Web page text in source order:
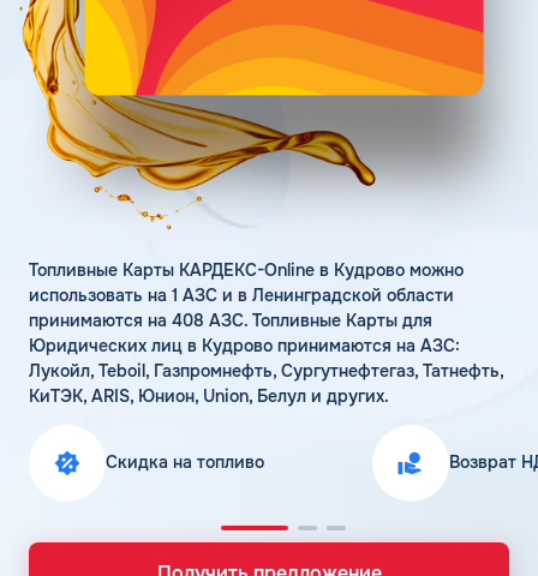
Статьи
Цена бензина и ДТ
Личный кабинет
Карта АЗС
Получить консультацию
Топливные Карты КАРДЕКС-Online в Кудрово можно
использовать на 1 АЗС и в Ленинградской области
принимаются на 408 АЗС. Топливные Карты для
Юридических лиц в Кудрово принимаются на АЗС:
Лукойл, Teboil, Газпромнефть, Сургутнефтегаз, Татнефть,
КиТЭК, ARIS, Юнион, Union, Белул и других.
Скидка на топливо Возврат